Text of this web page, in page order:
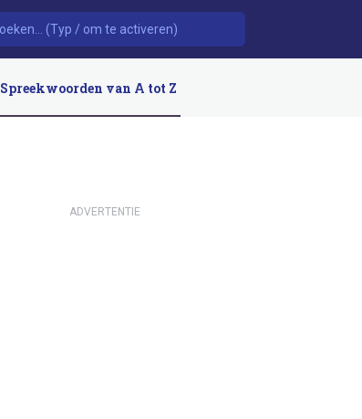
Spreekwoorden van A tot Z
ADVERTENTIE